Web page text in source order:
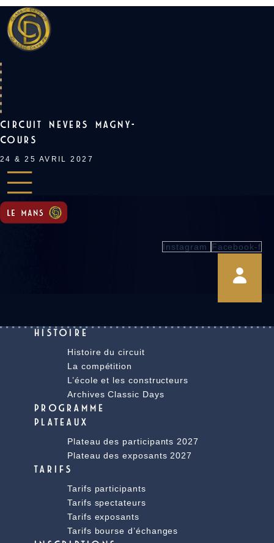
Skip
to
content
CIRCUIT NEVERS MAGNY-
COURS
24 & 25 AVRIL 2027
Instagram Facebook-f
HISTOIRE
Histoire du circuit
La compétition
L’école et les constructeurs
Archives Classic Days
PROGRAMME
PLATEAUX
Plateau des participants 2027
Plateau des exposants 2027
TARIFS
Tarifs participants
Tarifs spectateurs
Tarifs exposants
Tarifs bourse d’échanges